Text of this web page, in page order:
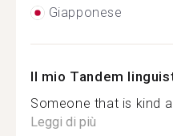
Giapponese
Il mio Tandem
Someone that is kind
Leggi di più